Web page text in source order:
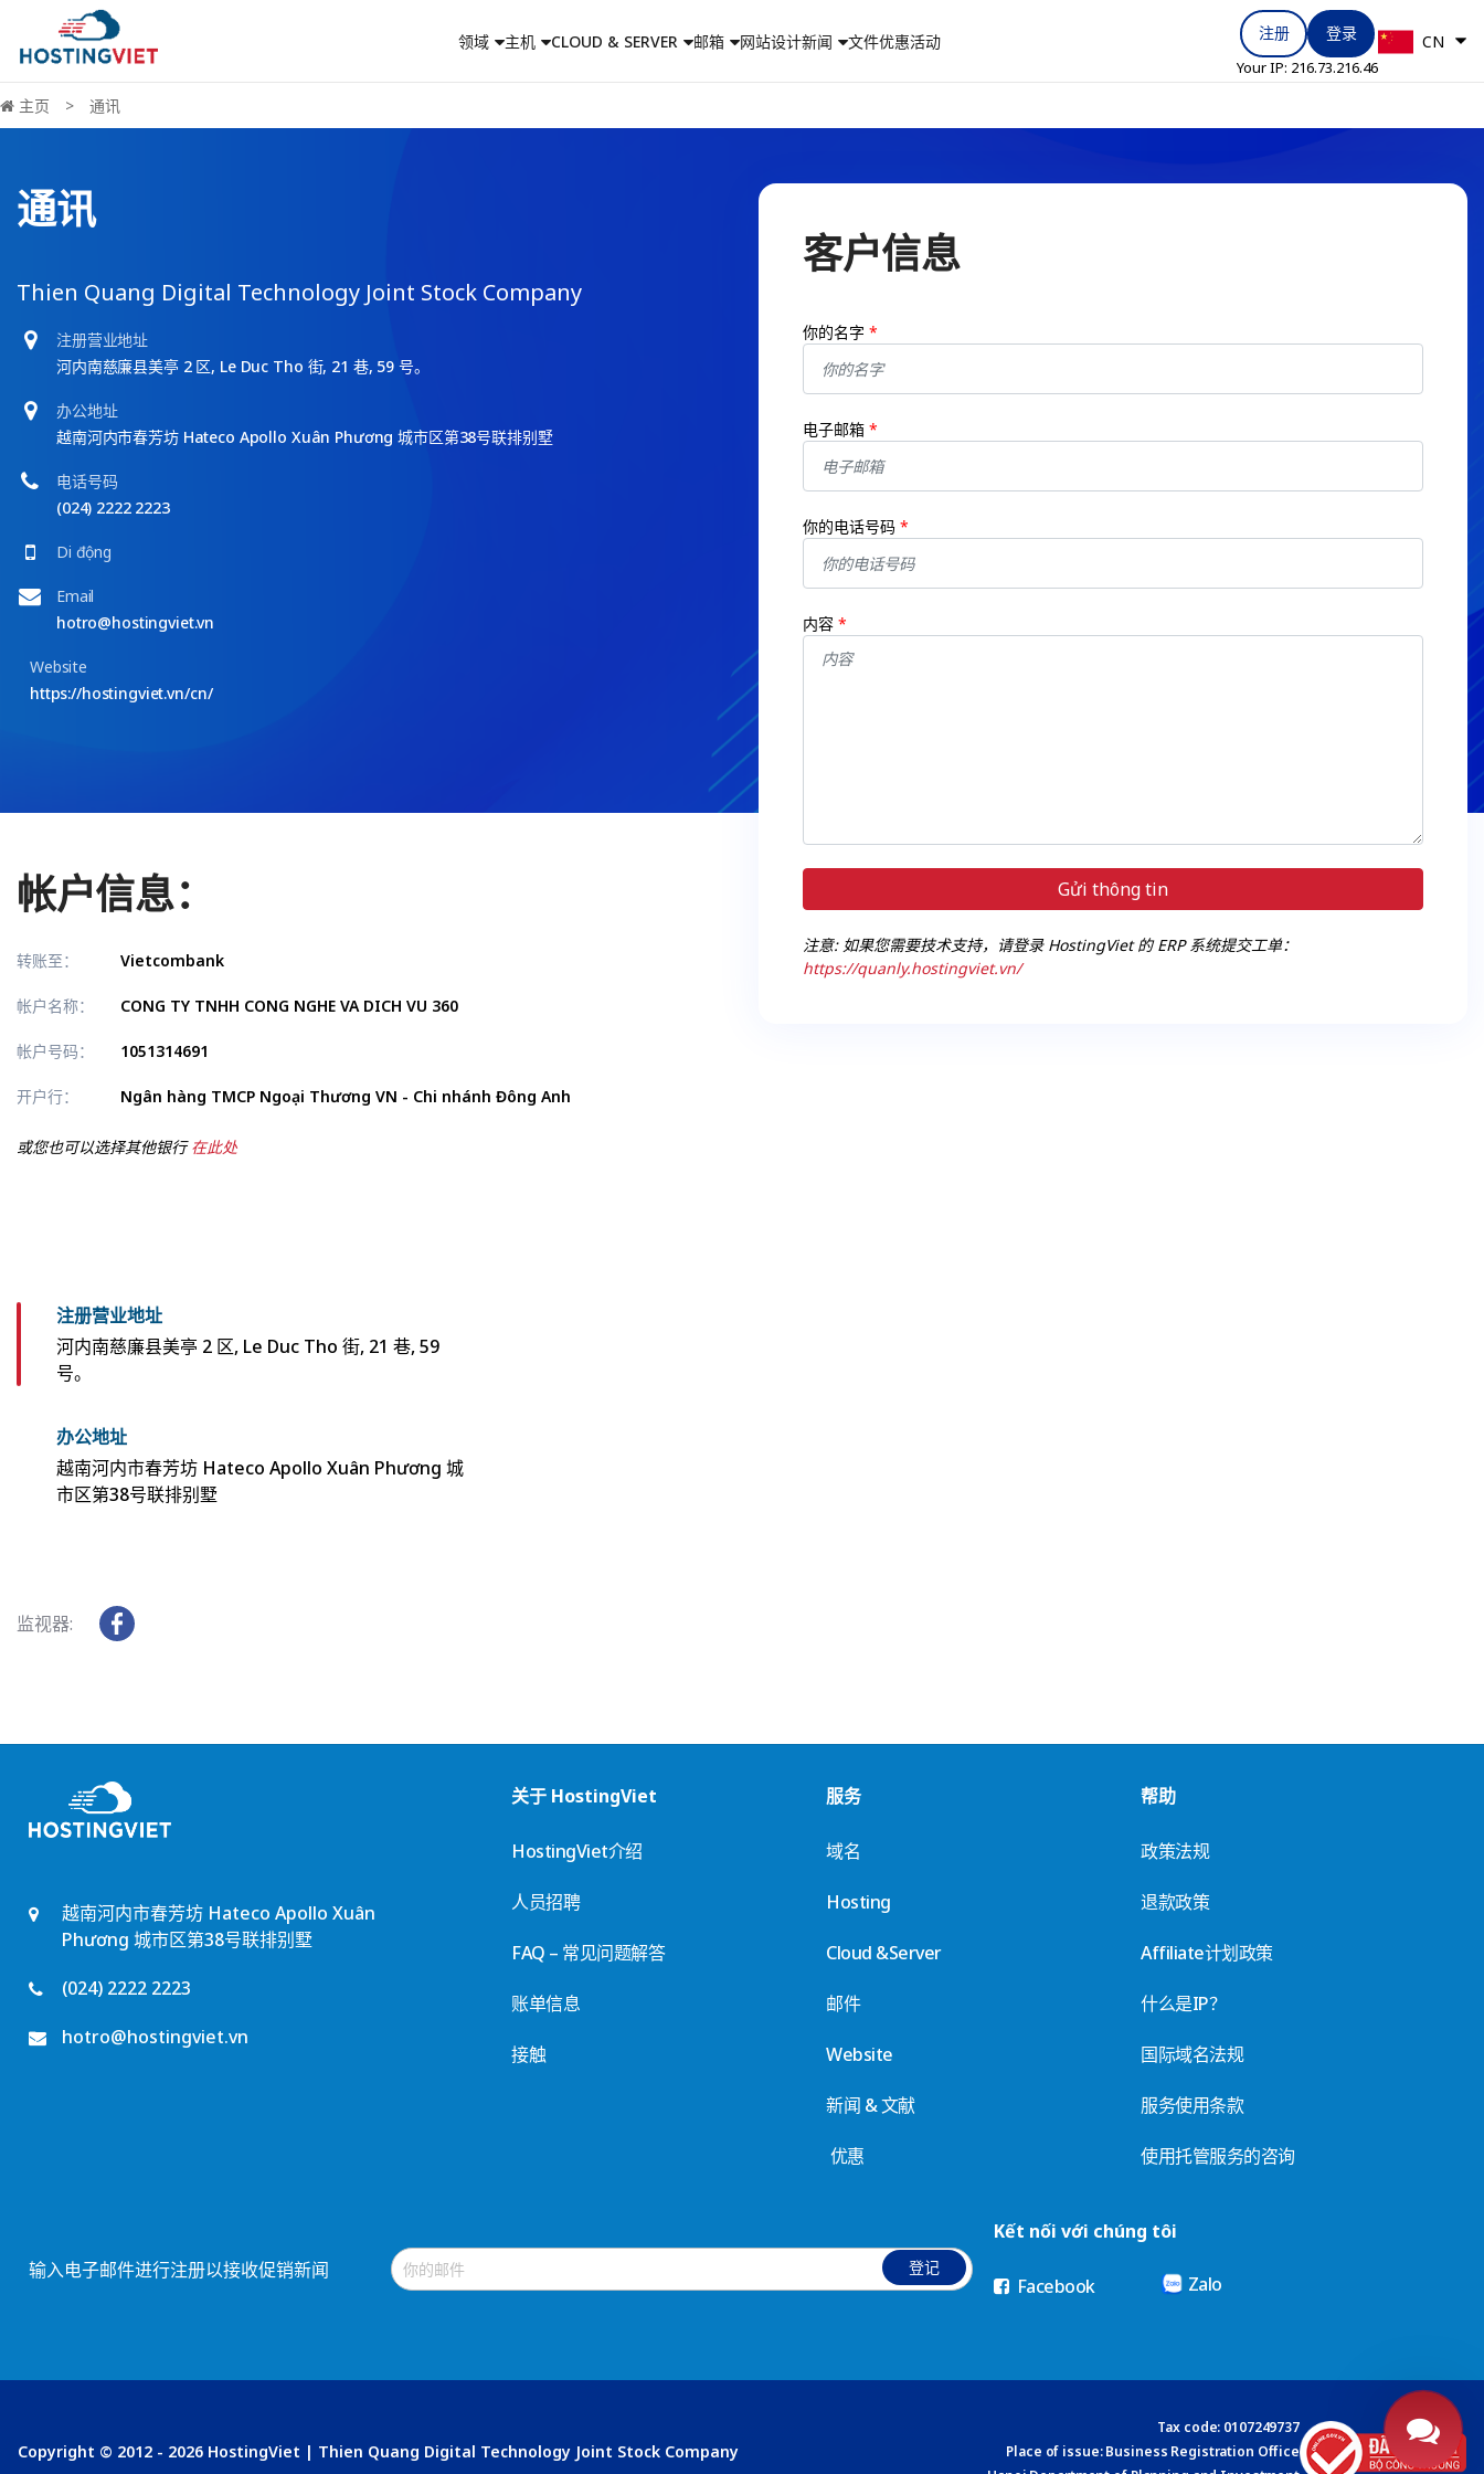
领域 主机 CLOUD & SERVER 邮箱 网站设计新闻 文件优惠活动 注册 登录
Your IP: 216.73.216.46
CN
主页 通讯
通讯
Thien Quang Digital Technology Joint Stock Company
注册营业地址
河内南慈廉县美亭 2 区, Le Duc Tho 街, 21 巷, 59 号。
办公地址
越南河内市春芳坊 Hateco Apollo Xuân Phương 城市区第38号联排别墅
电话号码
(024) 2222 2223
Di động
Email
hotro@hostingviet.vn
Website
https://hostingviet.vn/cn/
客户信息
你的名字 *
电子邮箱 *
你的电话号码 *
内容 *
Gửi thông tin
注意: 如果您需要技术支持，请登录 HostingViet 的 ERP 系统提交工单：
https://quanly.hostingviet.vn/
帐户信息：
转账至： Vietcombank
帐户名称： CONG TY TNHH CONG NGHE VA DICH VU 360
帐户号码： 1051314691
开户行： Ngân hàng TMCP Ngoại Thương VN - Chi nhánh Đông Anh
或您也可以选择其他银行在此处
注册营业地址
河内南慈廉县美亭 2 区, Le Duc Tho 街, 21 巷, 59
号。
办公地址
越南河内市春芳坊 Hateco Apollo Xuân Phương 城
市区第38号联排别墅
监视器:
越南河内市春芳坊 Hateco Apollo Xuân
Phương 城市区第38号联排别墅
(024) 2222 2223
hotro@hostingviet.vn
关于 HostingViet
HostingViet介绍
人员招聘
FAQ – 常见问题解答
账单信息
接触
服务
域名
Hosting
Cloud &Server
邮件
Website
新闻 & 文献
优惠
帮助
政策法规
退款政策
Affiliate计划政策
什么是IP？
国际域名法规
服务使用条款
使用托管服务的咨询
输入电子邮件进行注册以接收促销新闻 登记
Kết nối với chúng tôi
Facebook Zalo
Copyright © 2012 - 2026 HostingViet | Thien Quang Digital Technology Joint Stock Company
Tax code: 0107249737
Place of issue: Business Registration Office